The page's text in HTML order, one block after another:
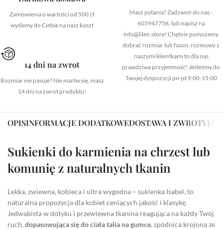
Zamówienia o wartości od 500 zł
wyślemy do Ciebie na nasz koszt
14 dni na zwrot
Rozmiar nie pasuje? Nie martw się, masz
14 dni na zwrot produktu!
Masz pytania? Zadzwoń do nas -
605947756, lub napisz na
info@lilen.store! Chętnie pomożemy
dobrać rozmiar lub fason, rozmowy z
naszymi klientkami to dla nas
prawdziwa przyjemność! Jesteśmy do
Twojej dyspozycji pn-pt 9:00-15:00
OPISINFORMACJE DODATKOWEDOSTAWA I ZWROTY
Sukienki do karmienia na chrzest lub
komunię z naturalnych tkanin
Lekka, zwiewna, kobieca i ultra wygodna – sukienka Isabel, to
naturalna propozycja dla kobiet ceniących jakość i klasykę.
Jedwabista w dotyku i przewiewna tkanina reagująca na każdy Twój
ruch, dopasowująca się do ciała talia na gumce, spódnica krojona ze